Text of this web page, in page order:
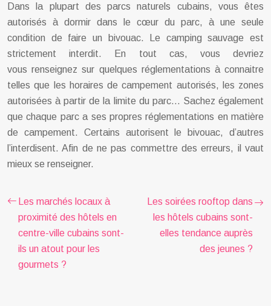
Dans la plupart des parcs naturels cubains, vous êtes
autorisés à dormir dans le cœur du parc, à une seule
condition de faire un bivouac. Le camping sauvage est
strictement interdit. En tout cas, vous devriez
vous renseignez sur quelques réglementations à connaitre
telles que les horaires de campement autorisés, les zones
autorisées à partir de la limite du parc… Sachez également
que chaque parc a ses propres réglementations en matière
de campement. Certains autorisent le bivouac, d’autres
l’interdisent. Afin de ne pas commettre des erreurs, il vaut
mieux se renseigner.
Les marchés locaux à
proximité des hôtels en
centre-ville cubains sont-
ils un atout pour les
gourmets ?
Les soirées rooftop dans
les hôtels cubains sont-
elles tendance auprès
des jeunes ?